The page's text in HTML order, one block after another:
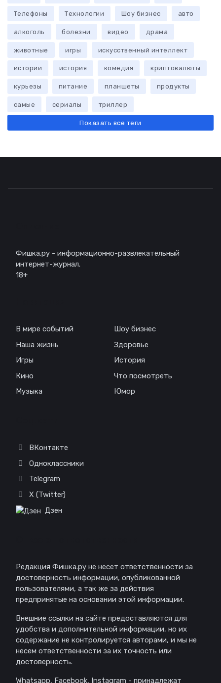
Телефоны Технологии Шоу бизнес авто
алкоголь болезни видео драма
животные игры искусственный интеллект
истории история комедия криптовалюты
курьезы питание планшеты продукты
самые сериалы триллер
Показать все теги
Фишка.ру - информационно-развлекательный
интернет-журнал.
18+
В мире событий
Наша жизнь
Игры
Кино
Музыка
Шоу бизнес
Здоровье
История
Что посмотреть
Юмор
ВКонтакте
Одноклассники
Telegram
X (Twitter)
Дзен
Редакция Фишка.ру не несет ответственности за
достоверность информации, опубликованной
пользователями, а так же за действия
предпринятые на основании этой информации.
Внешние ссылки на сайте предоставляются для
удобства и дополнительной информации, но их
содержание не контролируется авторами, и мы не
несем ответственности за их точность или
достоверность.
Whatsapp, Facebook, Instagram - принадлежат